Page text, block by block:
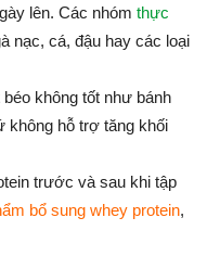
lên. Các nhóm thực
nạc, cá, đậu hay các loại
không tốt như bánh
không hỗ trợ tăng khối
trước và sau khi tập
bổ sung whey protein,